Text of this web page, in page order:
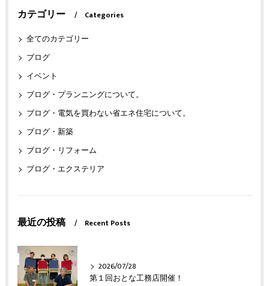
カテゴリー
Categories
全てのカテゴリー
ブログ
イベント
ブログ・プランニングについて。
ブログ・電気を買わない省エネ住宅について。
ブログ・新築
ブログ・リフォーム
ブログ・エクステリア
最近の投稿 Recent Posts
2026/07/28
第１回おとな工務店開催！